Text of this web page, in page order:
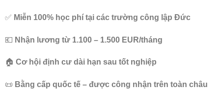
🌸
✅ Miễn 100% học phí tại các trường công lập Đức
💶 Nhận lương từ 1.100 – 1.500 EUR/tháng
🏠 Cơ hội định cư dài hạn sau tốt nghiệp
📜 Bằng cấp quốc tế – được công nhận trên toàn châu